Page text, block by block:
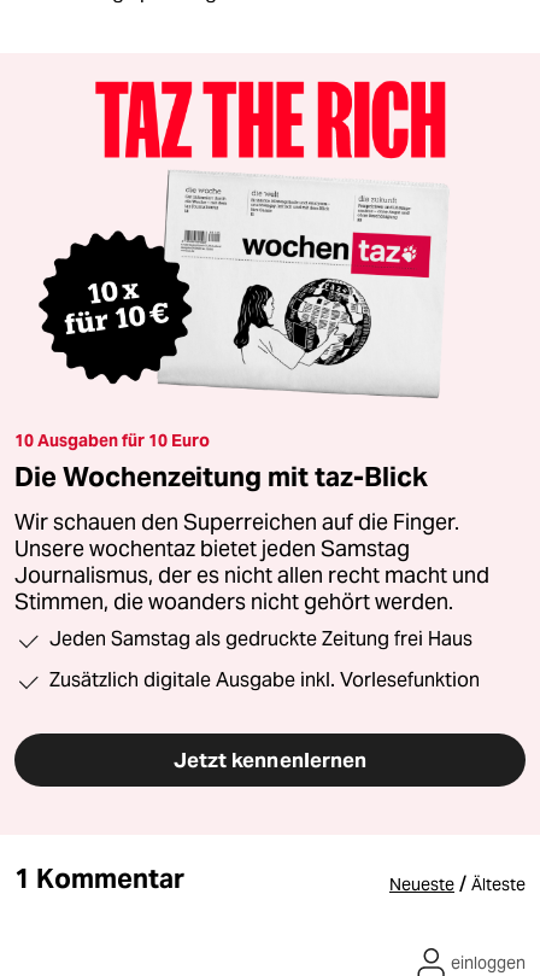
10 Ausgaben für 10 Euro
Die Wochenzeitung mit taz-Blick
Wir schauen den Superreichen auf die Finger.
Unsere wochentaz bietet jeden Samstag
Journalismus, der es nicht allen recht macht und
Stimmen, die woanders nicht gehört werden.
Jeden Samstag als gedruckte Zeitung frei Haus
Zusätzlich digitale Ausgabe inkl. Vorlesefunktion
Jetzt kennenlernen
1 Kommentar Neueste / Älteste
einloggen